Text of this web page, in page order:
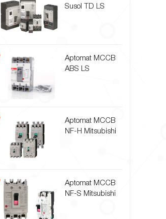
Susol TD LS
Aptomat MCCB
ABS LS
Aptomat MCCB
NF-H Mitsubishi
Aptomat MCCB
NF-S Mitsubishi